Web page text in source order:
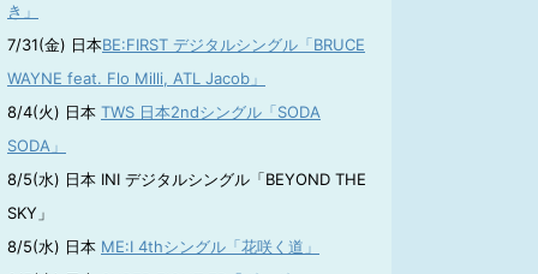
き」
7/31(金) 日本BE:FIRST デジタルシングル「BRUCE
WAYNE feat. Flo Milli, ATL Jacob」
8/4(火) 日本 TWS 日本2ndシングル「SODA
SODA」
8/5(水) 日本 INI デジタルシングル「BEYOND THE
SKY」
8/5(水) 日本 ME:I 4thシングル「花咲く道」